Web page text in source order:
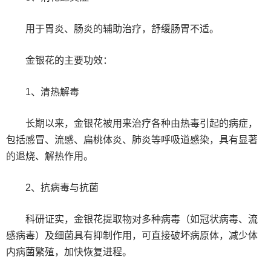
用于胃炎、肠炎的辅助治疗，舒缓肠胃不适。
金银花的主要功效：
1、清热解毒
长期以来，金银花被用来治疗各种由热毒引起的病症，
包括感冒、流感、扁桃体炎、肺炎等呼吸道感染，具有显著
的退烧、解热作用。
2、抗病毒与抗菌
科研证实，金银花提取物对多种病毒（如冠状病毒、流
感病毒）及细菌具有抑制作用，可直接破坏病原体，减少体
内病菌繁殖，加快恢复进程。